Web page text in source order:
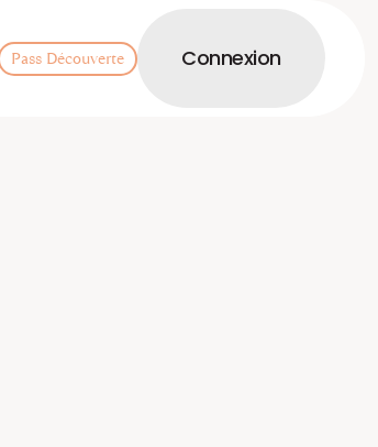
Pass Découverte Connexion